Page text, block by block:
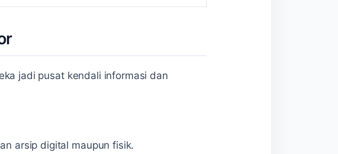
jadi pusat kendali informasi dan
arsip digital maupun fisik.